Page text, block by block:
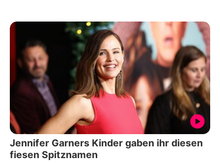
Jennifer Garners Kinder gaben ihr diesen
fiesen Spitznamen